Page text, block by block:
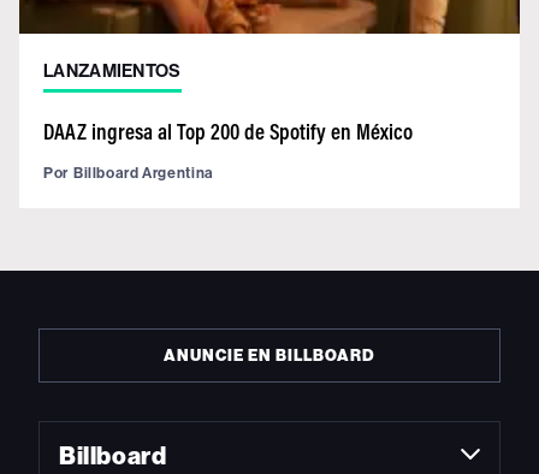
LANZAMIENTOS
DAAZ ingresa al Top 200 de Spotify en México
Por Billboard Argentina
ANUNCIE EN BILLBOARD
Billboard